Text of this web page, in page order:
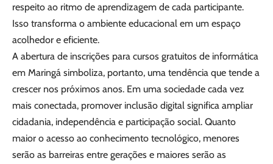
respeito ao ritmo de aprendizagem de cada participante.
Isso transforma o ambiente educacional em um espaço
acolhedor e eficiente.
A abertura de inscrições para cursos gratuitos de informática
em Maringá simboliza, portanto, uma tendência que tende a
crescer nos próximos anos. Em uma sociedade cada vez
mais conectada, promover inclusão digital significa ampliar
cidadania, independência e participação social. Quanto
maior o acesso ao conhecimento tecnológico, menores
serão as barreiras entre gerações e maiores serão as